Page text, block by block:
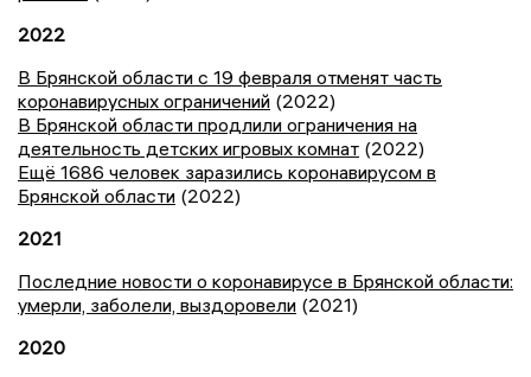
2022
В Брянской области с 19 февраля отменят часть
коронавирусных ограничений (2022)
В Брянской области продлили ограничения на
деятельность детских игровых комнат (2022)
Ещё 1686 человек заразились коронавирусом в
Брянской области (2022)
2021
Последние новости о коронавирусе в Брянской области:
умерли, заболели, выздоровели (2021)
2020